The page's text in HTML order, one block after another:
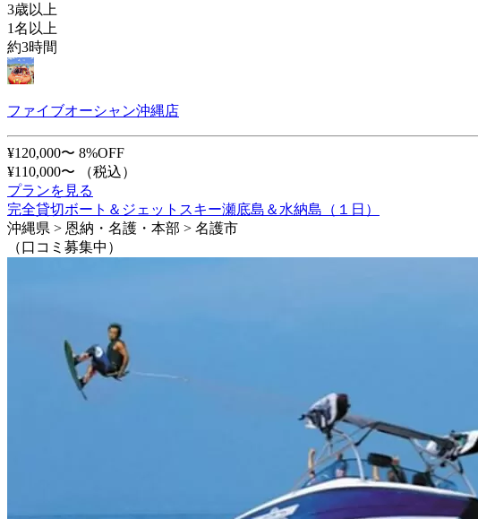
3歳以上
1名以上
約3時間
ファイブオーシャン沖縄店
¥120,000〜 8%OFF
¥110,000〜
（税込）
プランを見る
完全貸切ボート＆ジェットスキー瀬底島＆水納島（１日）
沖縄県 > 恩納・名護・本部 > 名護市
（口コミ募集中）